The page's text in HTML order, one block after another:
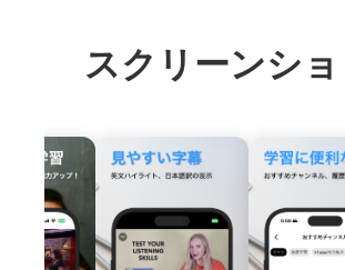
スクリーンショ